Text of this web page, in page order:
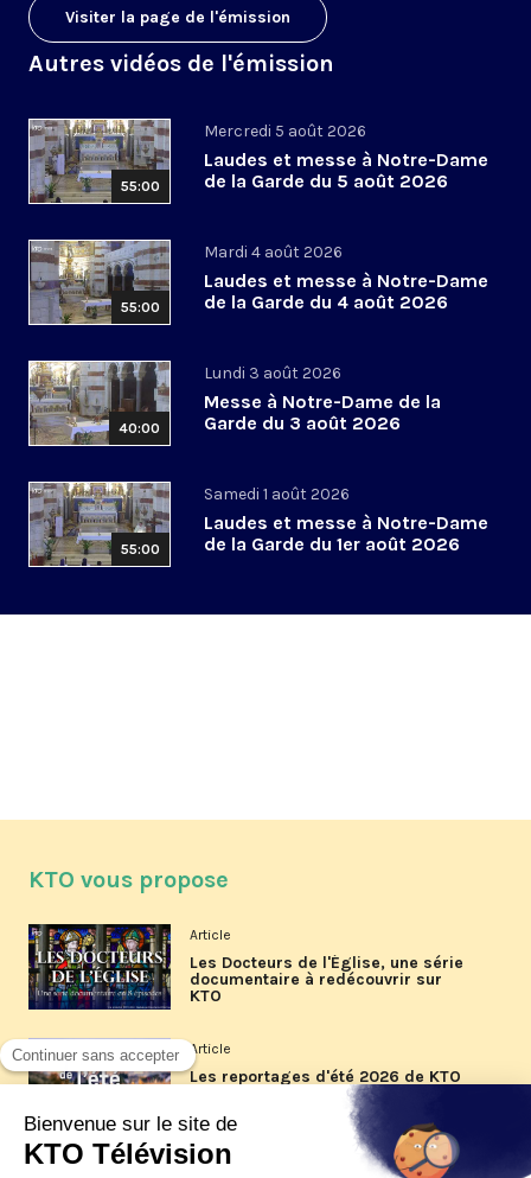
Visiter la page de l'émission
Autres vidéos de l'émission
55:00
Mercredi 5 août 2026
Laudes et messe à Notre-Dame
de la Garde du 5 août 2026
55:00
Mardi 4 août 2026
Laudes et messe à Notre-Dame
de la Garde du 4 août 2026
40:00
Lundi 3 août 2026
Messe à Notre-Dame de la
Garde du 3 août 2026
55:00
Samedi 1 août 2026
Laudes et messe à Notre-Dame
de la Garde du 1er août 2026
KTO vous propose
Article
Les Docteurs de l'Église, une série
documentaire à redécouvrir sur
KTO
Article
Les reportages d'été 2026 de KTO
Article